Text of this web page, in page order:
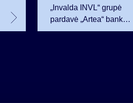
„Invalda INVL“ grupė
pardavė „Artea“ banko
akcijų, kad neperžengtų